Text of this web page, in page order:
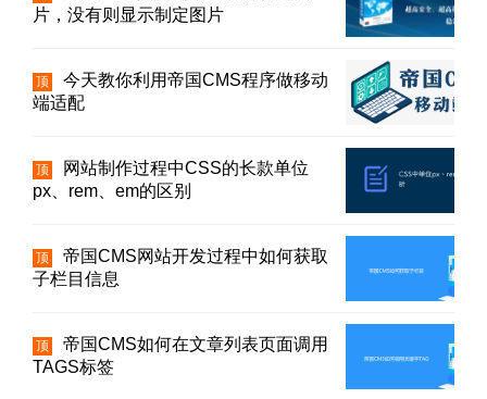
片，没有则显示制定图片
顶
今天教你利用帝国CMS程序做移动
端适配
顶
网站制作过程中CSS的长款单位
px、rem、em的区别
顶
帝国CMS网站开发过程中如何获取
子栏目信息
顶
帝国CMS如何在文章列表页面调用
TAGS标签